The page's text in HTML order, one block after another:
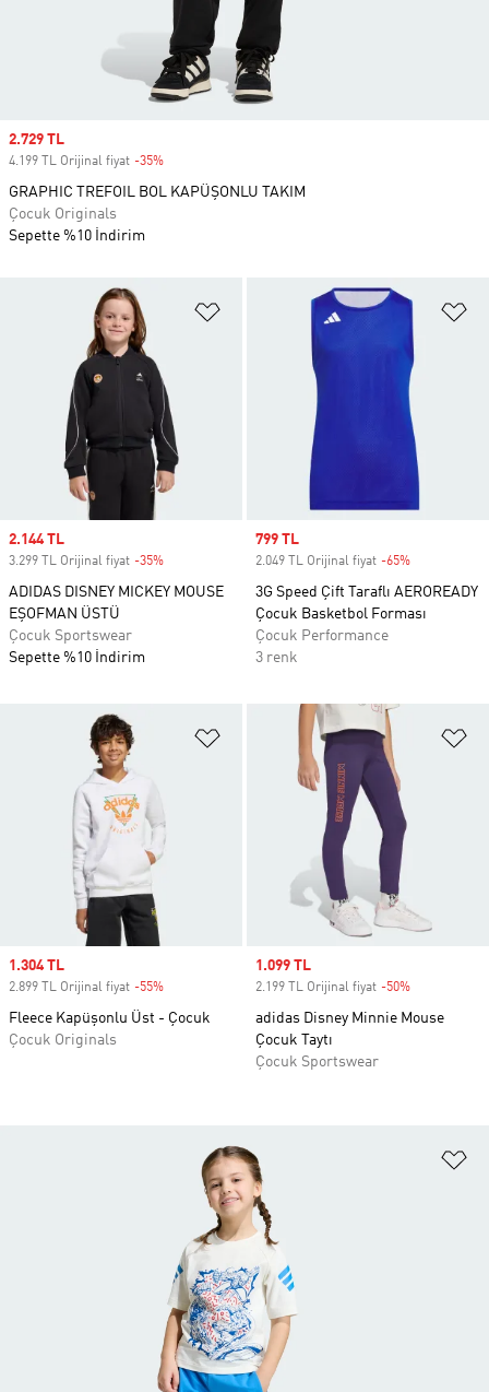
Favori Listesine Ekle
Sale price
2.144 TL
3.299 TL Orijinal fiyat -35%
ADIDAS DISNEY MICKEY MOUSE
EŞOFMAN ÜSTÜ
Çocuk Sportswear
Sepette %10 İndirim
Sale price
799 TL
2.049 TL Orijinal fiyat -65%
3G Speed Çift Taraflı AEROREADY
Çocuk Basketbol Forması
Çocuk Performance
3 renk
Favori Listesine Ekle
Sale price
1.304 TL
2.899 TL Orijinal fiyat -55%
Fleece Kapüşonlu Üst - Çocuk
Çocuk Originals
Sale price
1.099 TL
2.199 TL Orijinal fiyat -50%
adidas Disney Minnie Mouse
Çocuk Taytı
Çocuk Sportswear
Sale price
2.729 TL
4.199 TL Orijinal fiyat -35%
GRAPHIC TREFOIL BOL KAPÜŞONLU TAKIM
Çocuk Originals
Sepette %10 İndirim